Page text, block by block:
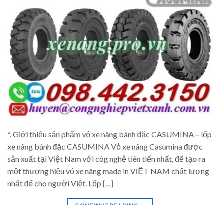
*. Giới thiệu sản phẩm vỏ xe nâng bánh đặc CASUMINA – lốp
xe nâng bánh đặc CASUMINA Vỏ xe nâng Casumina được
sản xuất tại Việt Nam với côg nghệ tiên tiến nhất, để tạo ra
một thương hiệu vỏ xe nâng made in VIỆT NAM chất lượng
nhất để cho người Việt. Lốp […]